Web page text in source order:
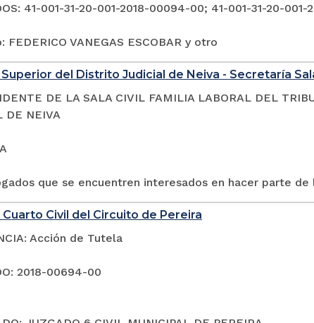
41-001-31-20-001-2018-00094-00; 41-001-31-20-001-
FEDERICO VANEGAS ESCOBAR y otro
del Distrito Judicial de Neiva - Secretaría
DE LA SALA CIVIL FAMILIA LABORAL DEL
DE NEIVA
que se encuentren interesados en hacer parte de
Civil del Circuito de Pereira
Acción de Tutela
2018-00694-00